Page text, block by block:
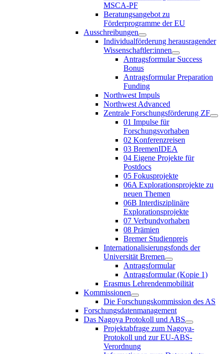
MSCA-PF
Beratungsangebot zu
Förderprogramme der EU
Ausschreibungen
Individualförderung herausragender
Wissenschaftler:innen
Antragsformular Success
Bonus
Antragsformular Preparation
Funding
Northwest Impuls
Northwest Advanced
Zentrale Forschungsförderung ZF
01 Impulse für
Forschungsvorhaben
02 Konferenzreisen
03 BremenIDEA
04 Eigene Projekte für
Postdocs
05 Fokusprojekte
06A Explorationsprojekte zu
neuen Themen
06B Interdisziplinäre
Explorationsprojekte
07 Verbundvorhaben
08 Prämien
Bremer Studienpreis
Internationalisierungsfonds der
Universität Bremen
Antragsformular
Antragsformular (Kopie 1)
Erasmus Lehrendenmobilität
Kommissionen
Die Forschungskommission des AS
Forschungsdatenmanagement
Das Nagoya Protokoll und ABS
Projektabfrage zum Nagoya-
Protokoll und zur EU-ABS-
Verordnung